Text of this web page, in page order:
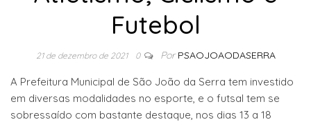
Futebol
21 de dezembro de 2021 0 Por PSAOJOAODASERRA
A Prefeitura Municipal de São João da Serra tem investido
em diversas modalidades no esporte, e o futsal tem se
sobressaído com bastante destaque, nos dias 13 a 18